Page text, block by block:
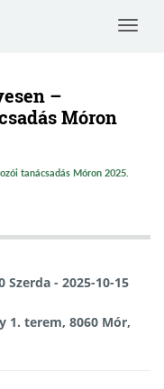
Toggle
–
Móron
tanácsadás Móron 2025.
Szerda - 2025-10-15
1. terem, 8060 Mór,